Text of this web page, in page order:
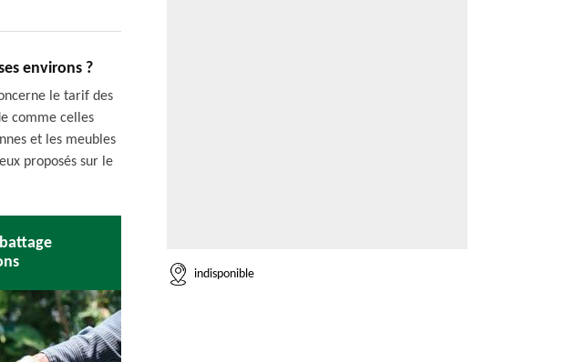
environs ?
le tarif des
comme celles
et les meubles
proposés sur le
indisponible